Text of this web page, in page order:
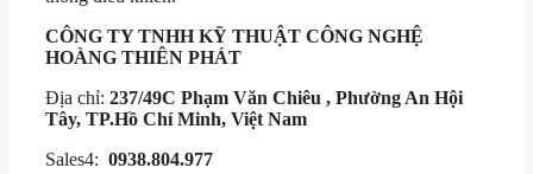
CÔNG TY TNHH KỸ THUẬT CÔNG NGHỆ
HOÀNG THIÊN PHÁT
Địa chỉ: 237/49C Phạm Văn Chiêu , Phường An Hội
Tây, TP.Hồ Chí Minh, Việt Nam
Sales4: 0938.804.977